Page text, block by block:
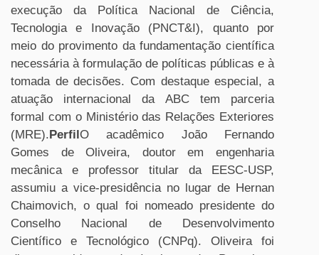
execução da Política Nacional de Ciência,
Tecnologia e Inovação (PNCT&I), quanto por
meio do provimento da fundamentação científica
necessária à formulação de políticas públicas e à
tomada de decisões. Com destaque especial, a
atuação internacional da ABC tem parceria
formal com o Ministério das Relações Exteriores
(MRE).PerfilO acadêmico João Fernando
Gomes de Oliveira, doutor em engenharia
mecânica e professor titular da EESC-USP,
assumiu a vice-presidência no lugar de Hernan
Chaimovich, o qual foi nomeado presidente do
Conselho Nacional de Desenvolvimento
Científico e Tecnológico (CNPq). Oliveira foi